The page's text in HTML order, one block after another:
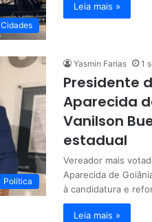
Cidades
Leia mais »
Política
Yasmin Farias 1
Presidente
Aparecida
Vanilson
estadual
Vereador mais
Aparecida de
à candidatura e
Leia mais »